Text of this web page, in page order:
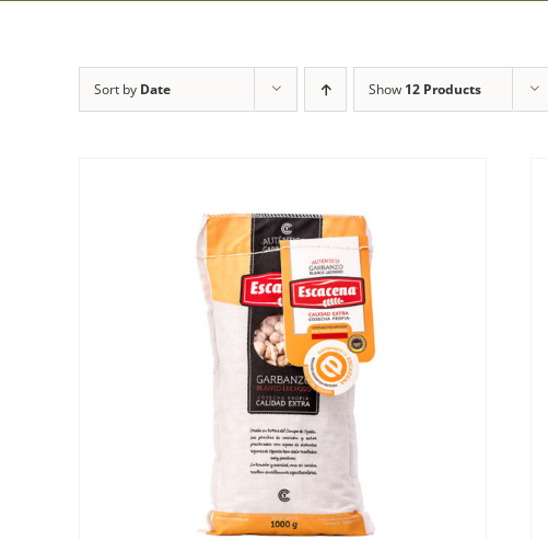
Sort by Date Show 12 Products